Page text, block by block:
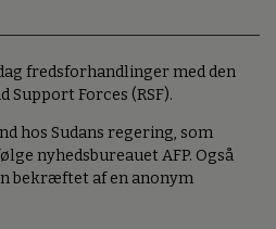
fredsforhandlinger med den
Forces (RSF).
hos Sudans regering, som
nyhedsbureauet AFP. Også
bekræftet af en anonym